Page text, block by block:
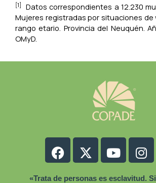
[1]
Datos correspondientes a 12.230
Mujeres registradas por situaciones de
rango etario. Provincia del Neuquén.
OMyD.
Facebook
X-
twitter
Youtube
«Trata de personas es esclavitud.